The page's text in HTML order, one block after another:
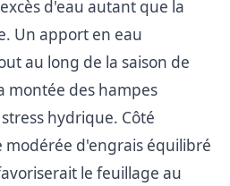
d'eau autant que la
Un apport en eau
au long de la saison de
montée des hampes
hydrique. Côté
modérée d'engrais équilibré
le feuillage au